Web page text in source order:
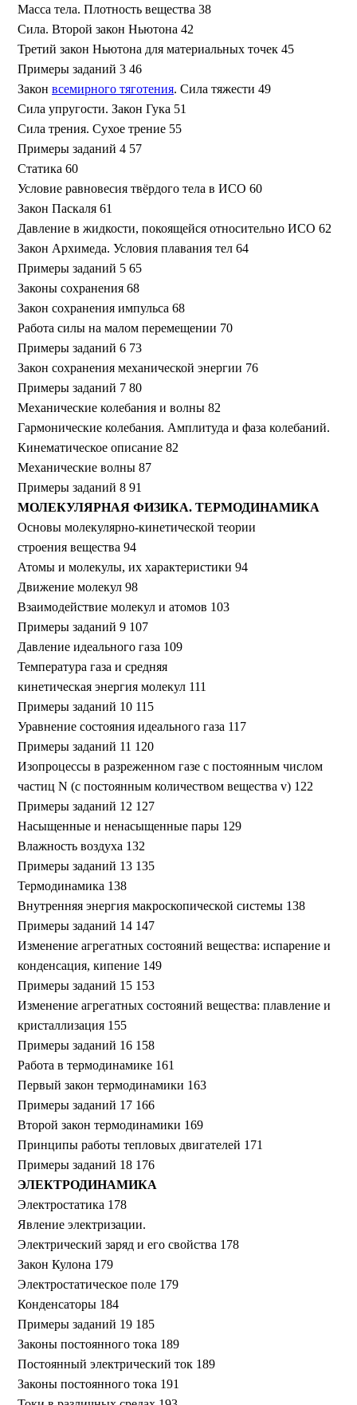
Масса тела. Плотность вещества 38
Сила. Второй закон Ньютона 42
Третий закон Ньютона для материальных точек 45
Примеры заданий 3 46
Закон всемирного тяготения. Сила тяжести 49
Сила упругости. Закон Гука 51
Сила трения. Сухое трение 55
Примеры заданий 4 57
Статика 60
Условие равновесия твёрдого тела в ИСО 60
Закон Паскаля 61
Давление в жидкости, покоящейся относительно ИСО 62
Закон Архимеда. Условия плавания тел 64
Примеры заданий 5 65
Законы сохранения 68
Закон сохранения импульса 68
Работа силы на малом перемещении 70
Примеры заданий 6 73
Закон сохранения механической энергии 76
Примеры заданий 7 80
Механические колебания и волны 82
Гармонические колебания. Амплитуда и фаза колебаний.
Кинематическое описание 82
Механические волны 87
Примеры заданий 8 91
МОЛЕКУЛЯРНАЯ ФИЗИКА. ТЕРМОДИНАМИКА
Основы молекулярно-кинетической теории
строения вещества 94
Атомы и молекулы, их характеристики 94
Движение молекул 98
Взаимодействие молекул и атомов 103
Примеры заданий 9 107
Давление идеального газа 109
Температура газа и средняя
кинетическая энергия молекул 111
Примеры заданий 10 115
Уравнение состояния идеального газа 117
Примеры заданий 11 120
Изопроцессы в разреженном газе с постоянным числом
частиц N (с постоянным количеством вещества v) 122
Примеры заданий 12 127
Насыщенные и ненасыщенные пары 129
Влажность воздуха 132
Примеры заданий 13 135
Термодинамика 138
Внутренняя энергия макроскопической системы 138
Примеры заданий 14 147
Изменение агрегатных состояний вещества: испарение и
конденсация, кипение 149
Примеры заданий 15 153
Изменение агрегатных состояний вещества: плавление и
кристаллизация 155
Примеры заданий 16 158
Работа в термодинамике 161
Первый закон термодинамики 163
Примеры заданий 17 166
Второй закон термодинамики 169
Принципы работы тепловых двигателей 171
Примеры заданий 18 176
ЭЛЕКТРОДИНАМИКА
Электростатика 178
Явление электризации.
Электрический заряд и его свойства 178
Закон Кулона 179
Электростатическое поле 179
Конденсаторы 184
Примеры заданий 19 185
Законы постоянного тока 189
Постоянный электрический ток 189
Законы постоянного тока 191